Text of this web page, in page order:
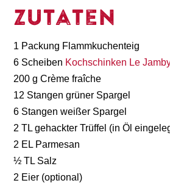
Zutaten
1 Packung Flammkuchenteig
6 Scheiben Kochschinken Le
200 g Crème fraîche
12 Stangen grüner Spargel
6 Stangen weißer Spargel
2 TL gehackter Trüffel (in Öl
2 EL Parmesan
½ TL Salz
2 Eier (optional)